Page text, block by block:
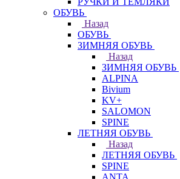
ОБУВЬ
Назад
ОБУВЬ
ЗИМНЯЯ ОБУВЬ
Назад
ЗИМНЯЯ ОБУВЬ
ALPINA
Bivium
KV+
SALOMON
SPINE
ЛЕТНЯЯ ОБУВЬ
Назад
ЛЕТНЯЯ ОБУВЬ
SPINE
ANTA